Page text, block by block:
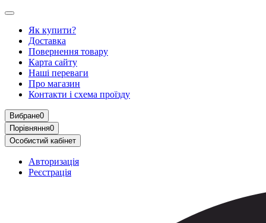
Як купити?
Доставка
Повернення товару
Карта сайту
Наші переваги
Про магазин
Контакти і схема проїзду
Вибране0
Порівняння0
Особистий кабінет
Авторизація
Реєстрація